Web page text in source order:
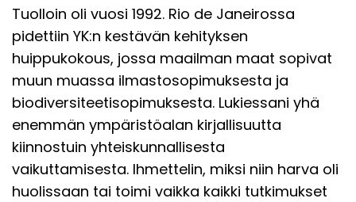
Tuolloin oli vuosi 1992. Rio de Janeirossa
pidettiin YK:n kestävän kehityksen
huippukokous, jossa maailman maat sopivat
muun muassa ilmastosopimuksesta ja
biodiversiteetisopimuksesta. Lukiessani yhä
enemmän ympäristöalan kirjallisuutta
kiinnostuin yhteiskunnallisesta
vaikuttamisesta. Ihmettelin, miksi niin harva oli
huolissaan tai toimi vaikka kaikki tutkimukset